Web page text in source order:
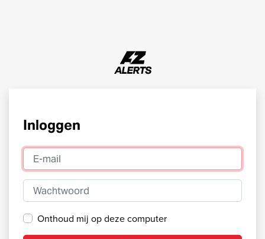
Inloggen
E-mail
Wachtwoord
Onthoud mij op deze computer